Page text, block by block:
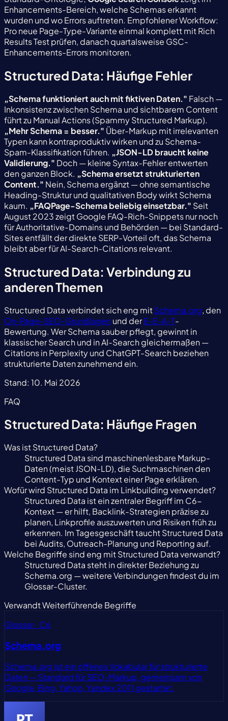
Enhancements-Bereich, welche Schemas erkannt
wurden und wo Errors auftreten. Empfohlener Workflow:
Pro neue Page-Type-Variante einmal komplett mit Rich
Results Test prüfen, danach quartalsweise GSC-
Enhancements-Errors monitoren.
Structured Data: Häufige Fehler
„Schema funktioniert auch mit fiktiven Daten." Falsch —
Inkonsistenz zwischen Schema und sichtbarem Content
führt zu Manual Actions (Spammy Structured Markup).
„Mehr Schema = besser." Über-Markup mit irrelevanten
Typen kann kontraproduktiv wirken und zu Schema-
Spam-Klassifikation führen. „JSON-LD braucht keine
Validierung." Doch — kleine Syntax-Fehler entwerten
den ganzen Block. „Schema ersetzt strukturierten
Content." Nein, Schema ergänzt — ohne semantische
Heading-Struktur und qualitativen Body wirkt Schema
kaum. „FAQPage-Schema beliebig einsetzbar." Seit
August 2023 zeigt Google FAQ-Rich-Snippets nur noch
für Authoritative-Domains und Behörden — bei Standard-
Sites entfällt der direkte SERP-Vorteil oft, das Schema
bleibt aber für AI-Search-Citations relevant.
Structured Data: Verbindung zu
anderen Themen
Structured Data verbindet sich eng mitSchema.org, den
On-Page-SEO-Grundlagen und derE-E-A-T-
Bewertung. Wer Schema sauber pflegt, gewinnt in
klassischer Search und in AI-Search gleichermaßen —
Citations in Perplexity und ChatGPT-Search beziehen
strukturierte Daten zunehmend ein.
Stand: 10. Mai 2026
FAQ
Structured Data: Häufige Fragen
Was ist Structured Data?
Structured Data sind maschinenlesbare Markup-
Daten (meist JSON-LD), die Suchmaschinen den
Content-Typ und Kontext einer Page erklären.
Wofür wird Structured Data im Linkbuilding verwendet?
Structured Data ist ein zentraler Begriff im C6-
Kontext — er hilft, Backlink-Strategien präzise zu
planen, Linkprofile auszuwerten und Risiken früh zu
erkennen. Im Tagesgeschäft taucht Structured Data
bei Audits, Outreach-Planung und Reporting auf.
Welche Begriffe sind eng mit Structured Data verwandt?
Structured Data steht in direkter Beziehung zu
Schema.org — weitere Verbindungen findest du im
Glossar-Cluster.
VerwandtWeiterführende Begriffe
Glossar · C6
Schema.org
Schema.org ist ein offenes Vokabular für strukturierte
Daten — Standard für SEO-Markup, gemeinsam von
Google, Bing, Yahoo, Yandex 2011 gestartet.